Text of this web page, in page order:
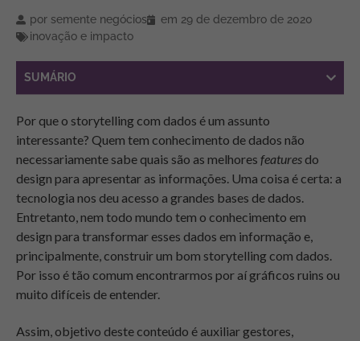
por semente negócios em 29 de dezembro de 2020
inovação e impacto
SUMÁRIO
Por que o storytelling com dados é um assunto
interessante? Quem tem conhecimento de dados não
necessariamente sabe quais são as melhores features do
design para apresentar as informações. Uma coisa é certa: a
tecnologia nos deu acesso a grandes bases de dados.
Entretanto, nem todo mundo tem o conhecimento em
design para transformar esses dados em informação e,
principalmente, construir um bom storytelling com dados.
Por isso é tão comum encontrarmos por aí gráficos ruins ou
muito difíceis de entender.
Assim, objetivo deste conteúdo é auxiliar gestores,